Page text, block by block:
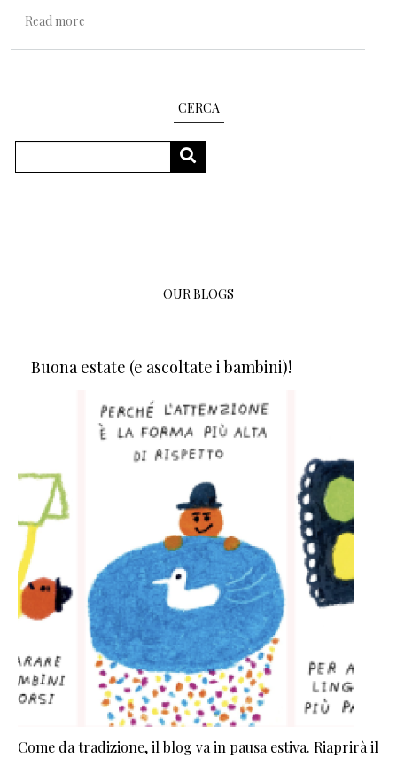
Read more
CERCA
SEARCH
OUR BLOGS
Buona estate (e ascoltate i bambini)!
Come da tradizione, il blog va in pausa estiva. Riaprirà il